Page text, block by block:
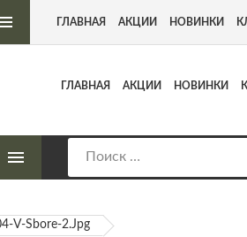
оружия Адрес: г.
ГЛАВНАЯ АКЦИИ НОВИНКИ
ГЛАВНАЯ АКЦИИ НОВИНКИ
V-Sbore-2.jpg